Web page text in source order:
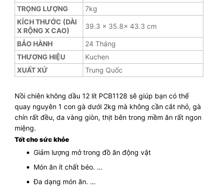
TRỌNG LƯỢNG
7kg
KÍCH THƯỚC (DÀI
X RỘNG X CAO)
39.3 x 35.8x 43.3 cm
BẢO HÀNH
24 Tháng
THƯƠNG HIỆU
Kuchen
XUẤT XỨ
Trung Quốc
Nồi chiên không dầu 12 lít PCB1128 sẽ giúp bạn có thể
quay nguyên 1 con gà dưới 2kg mà không cần cắt nhỏ, gà
chín rất đều, da vàng giòn, thịt bên trong mềm ăn rất ngon
miệng.
Tốt cho sức khỏe
Giảm lượng mở trong đồ ăn động vật
Món ăn ít chất béo. …
Đa dạng món ăn. …